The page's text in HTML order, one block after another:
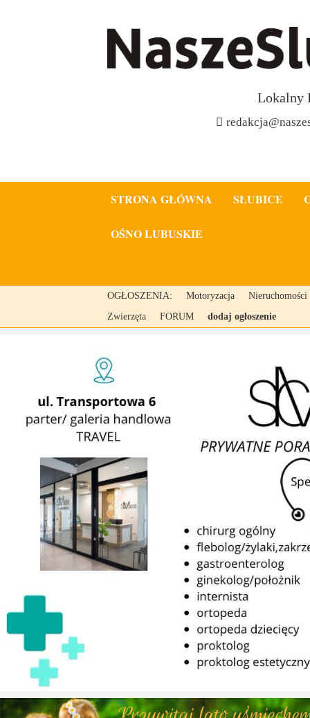
Lokalny
STRONA GŁÓWNA SŁUBICE
OŚNO LUBUSKIE
OGŁOSZENIA: Motoryzacja
Nieruchomości
Zwierzęta
FORUM dodaj ogłoszenie